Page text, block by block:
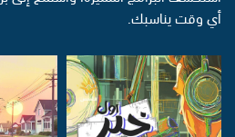
أي وقت يناسبك.